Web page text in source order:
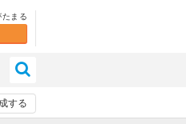
まる
する